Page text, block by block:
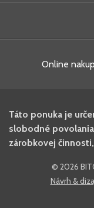
Online
Táto ponuka je
slobodné
zárobkovej
© 2026
Návrh &